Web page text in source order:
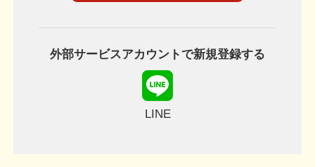
外部サービスアカウントで新規登録する
LINE